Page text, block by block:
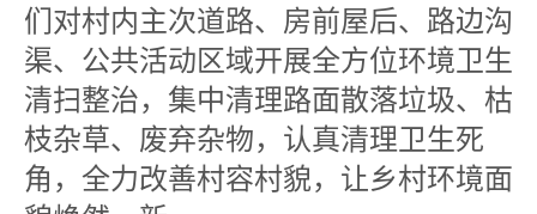
们对村内主次道路、房前屋后、路边沟
渠、公共活动区域开展全方位环境卫生
清扫整治，集中清理路面散落垃圾、枯
枝杂草、废弃杂物，认真清理卫生死
角，全力改善村容村貌，让乡村环境面